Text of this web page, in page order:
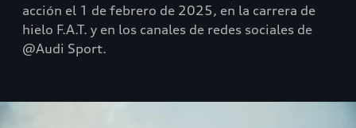
acción el 1 de febrero de 2025, en la carrera de
hielo F.A.T. y en los canales de redes sociales de
@Audi Sport.